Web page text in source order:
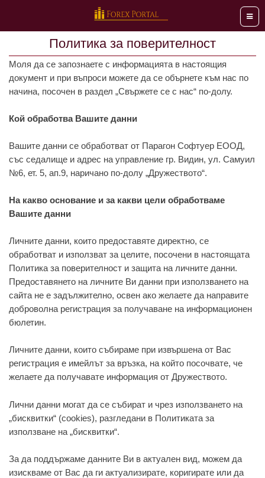
Меню
Политика за поверителност
Моля да се запознаете с информацията в настоящия
документ и при въпроси можете да се обърнете към нас по
начина, посочен в раздел „Свържете се с нас“ по-долу.
Кой обработва Вашите данни
Вашите данни се обработват от Парагон Софтуер ЕООД,
със седалище и адрес на управление гр. Видин, ул. Самуил
№6, ет. 5, ап.9, наричано по-долу „Дружеството“.
На какво основание и за какви цели обработваме
Вашите данни
Личните данни, които предоставяте директно, се
обработват и използват за целите, посочени в настоящата
Политика за поверителност и защита на личните данни.
Предоставянето на личните Ви данни при използването на
сайта не е задължително, освен ако желаете да направите
доброволна регистрация за получаване на информационен
бюлетин.
Личните данни, които събираме при извършена от Вас
регистрация е имейлът за връзка, на който посочвате, че
желаете да получавате информация от Дружеството.
Лични данни могат да се събират и чрез използването на
„бисквитки“ (cookies), разгледани в Политиката за
използване на „бисквитки“.
За да поддържаме данните Ви в актуален вид, можем да
изискваме от Вас да ги актуализирате, коригирате или да